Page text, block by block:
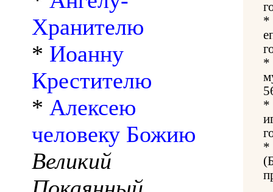
Хранителю
* Иоанну
Крестителю
* Алексею
человеку Божию
Великий
*
*
*
*